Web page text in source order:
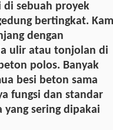
di sebuah proyek
bertingkat.
dengan
ulir atau tonjolan di
polos. Banyak
besi beton sama
fungsi dan standar
yang sering dipakai